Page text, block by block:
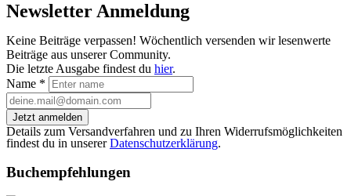
Newsletter Anmeldung
Keine Beiträge verpassen! Wöchentlich versenden wir lesenwerte
Beiträge aus unserer Community.
Die letzte Ausgabe findest du hier.
Name *
Jetzt anmelden
Details zum Versandverfahren und zu Ihren Widerrufsmöglichkeiten
findest du in unsererDatenschutzerklärung.
Buchempfehlungen